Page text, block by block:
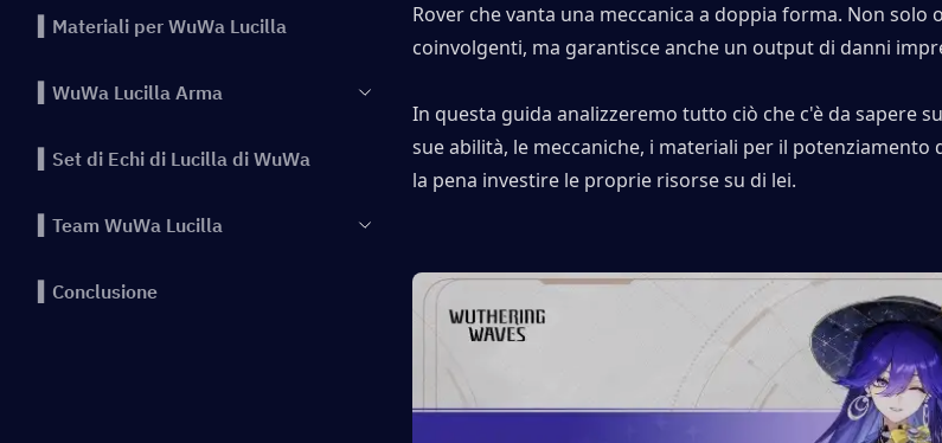
▍Materiali per WuWa Lucilla
▍WuWa Lucilla Arma
▍Set di Echi di Lucilla di WuWa
▍Team WuWa Lucilla
▍Conclusione
Rover che vanta una meccanica a doppia forma. Non solo
coinvolgenti, ma garantisce anche un output di danni
In questa guida analizzeremo tutto ciò che c'è da sapere
sue abilità, le meccaniche, i materiali per il potenziamento
la pena investire le proprie risorse su di lei.